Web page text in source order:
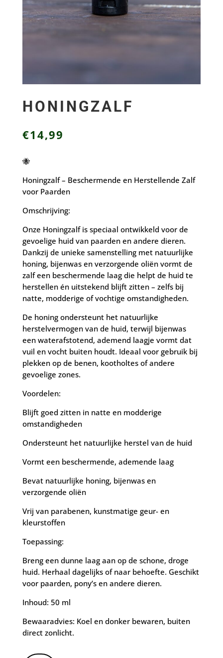
HONINGZALF
€14,99
🐝
Honingzalf – Beschermende en Herstellende Zalf
voor Paarden
Omschrijving:
Onze Honingzalf is speciaal ontwikkeld voor de
gevoelige huid van paarden en andere dieren.
Dankzij de unieke samenstelling met natuurlijke
honing, bijenwas en verzorgende oliën vormt de
zalf een beschermende laag die helpt de huid te
herstellen én uitstekend blijft zitten – zelfs bij
natte, modderige of vochtige omstandigheden.
De honing ondersteunt het natuurlijke
herstelvermogen van de huid, terwijl bijenwas
een waterafstotend, ademend laagje vormt dat
vuil en vocht buiten houdt. Ideaal voor gebruik bij
plekken op de benen, kootholtes of andere
gevoelige zones.
Voordelen:
Blijft goed zitten in natte en modderige
omstandigheden
Ondersteunt het natuurlijke herstel van de huid
Vormt een beschermende, ademende laag
Bevat natuurlijke honing, bijenwas en
verzorgende oliën
Vrij van parabenen, kunstmatige geur- en
kleurstoffen
Toepassing:
Breng een dunne laag aan op de schone, droge
huid. Herhaal dagelijks of naar behoefte. Geschikt
voor paarden, pony’s en andere dieren.
Inhoud: 50 ml
Bewaaradvies: Koel en donker bewaren, buiten
direct zonlicht.